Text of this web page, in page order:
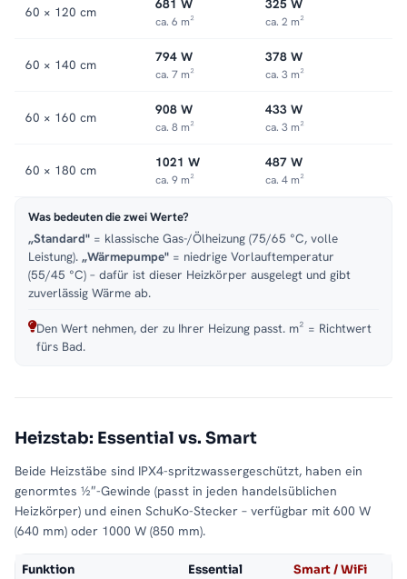
60 × 120 cm 681 W
ca. 6 m²
325 W
ca. 2 m²
60 × 140 cm 794 W
ca. 7 m²
378 W
ca. 3 m²
60 × 160 cm 908 W
ca. 8 m²
433 W
ca. 3 m²
60 × 180 cm 1021 W
ca. 9 m²
487 W
ca. 4 m²
Was bedeuten die zwei Werte?
„Standard" = klassische Gas-/Ölheizung (75/65 °C, volle
Leistung). „Wärmepumpe" = niedrige Vorlauftemperatur
(55/45 °C) – dafür ist dieser Heizkörper ausgelegt und gibt
zuverlässig Wärme ab.
Den Wert nehmen, der zu Ihrer Heizung passt. m² = Richtwert
fürs Bad.
Heizstab: Essential vs. Smart
Beide Heizstäbe sind IPX4-spritzwassergeschützt, haben ein
genormtes ½″-Gewinde (passt in jeden handelsüblichen
Heizkörper) und einen SchuKo-Stecker – verfügbar mit 600 W
(640 mm) oder 1000 W (850 mm).
Funktion Essential Smart / WiFi